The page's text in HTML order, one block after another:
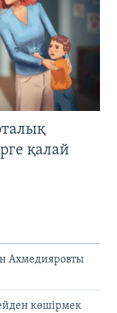
қалай
Ахмедияровты
көшірмек